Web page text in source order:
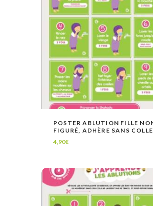
VOIR
LIRE LA SUITE
POSTER ABLUTION FILLE
FIGURÉ, ADHÈRE SANS COLLE
4,90€